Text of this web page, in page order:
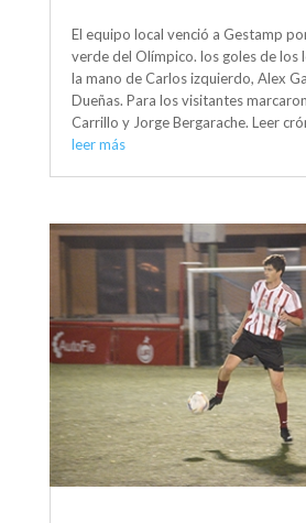
El equipo local venció a Gestamp
verde del Olímpico. los goles de los
la mano de Carlos izquierdo, Alex
Dueñas. Para los visitantes
Carrillo y Jorge Bergarache. Leer
leer más